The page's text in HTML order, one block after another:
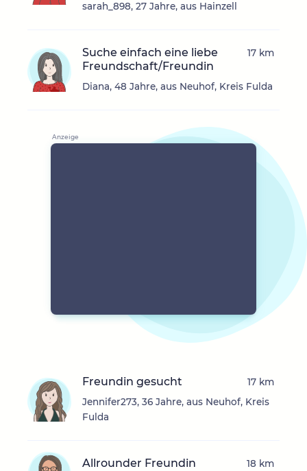
sarah_898, 27 Jahre, aus Hainzell
Suche einfach eine liebe
Freundschaft/Freundin
Diana, 48 Jahre, aus Neuhof, Kreis Fulda
17 km
Freundin gesucht
Jennifer273, 36 Jahre, aus Neuhof, Kreis
Fulda
17 km
Allrounder Freundin 18 km